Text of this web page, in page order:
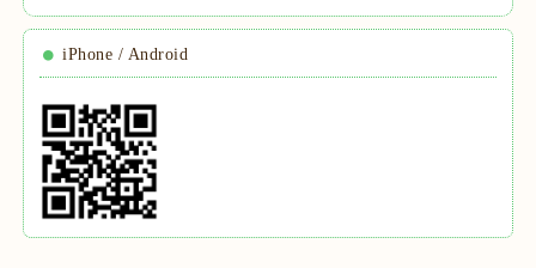
iPhone / Android